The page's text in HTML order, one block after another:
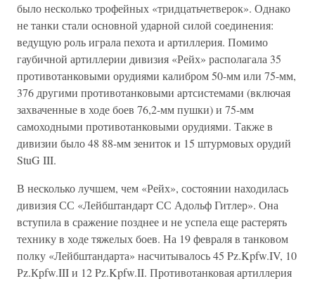
было несколько трофейных «тридцатьчетверок». Однако
не танки стали основной ударной силой соединения:
ведущую роль играла пехота и артиллерия. Помимо
гаубичной артиллерии дивизия «Рейх» располагала 35
противотанковыми орудиями калибром 50-мм или 75-мм,
376 другими противотанковыми артсистемами (включая
захваченные в ходе боев 76,2-мм пушки) и 75-мм
самоходными противотанковыми орудиями. Также в
дивизии было 48 88-мм зениток и 15 штурмовых орудий
StuG III.
В несколько лучшем, чем «Рейх», состоянии находилась
дивизия СС «Лейбштандарт СС Адольф Гитлер». Она
вступила в сражение позднее и не успела еще растерять
технику в ходе тяжелых боев. На 19 февраля в танковом
полку «Лейбштандарта» насчитывалось 45 Pz.Kpfw.IV, 10
Рz.Крfw.III и 12 Pz.Kpfw.II. Противотанковая артиллерия